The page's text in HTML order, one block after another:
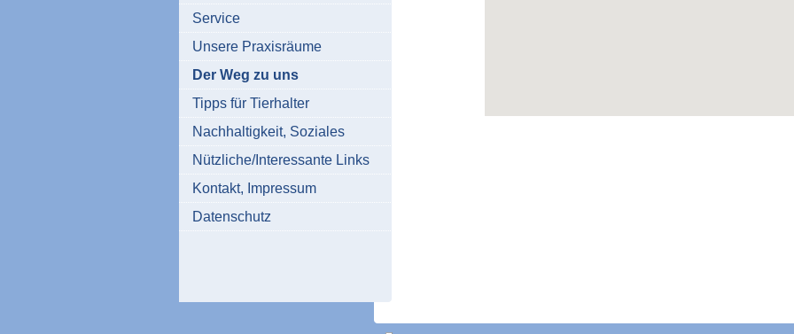
Service
Unsere Praxisräume
Der Weg zu uns
Tipps für Tierhalter
Nachhaltigkeit, Soziales
Nützliche/Interessante Links
Kontakt, Impressum
Datenschutz